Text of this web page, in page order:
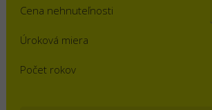
Cena nehnuteľnosti
Úroková miera
Počet rokov